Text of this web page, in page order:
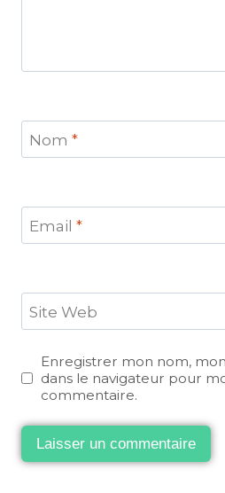
Nom *
Email *
Site Web
Enregistrer mon nom,
dans le navigateur pour
commentaire.